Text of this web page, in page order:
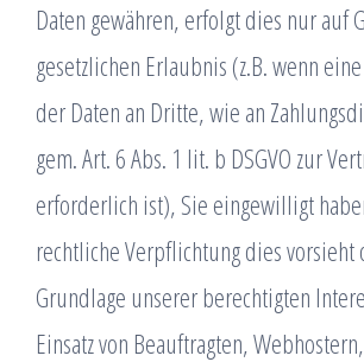
Daten gewähren, erfolgt dies nur auf
gesetzlichen Erlaubnis (z.B. wenn
der Daten an Dritte, wie an
gem. Art. 6 Abs. 1 lit. b DSGVO zur
erforderlich ist), Sie eingewilligt
rechtliche Verpflichtung dies vorsieht
Grundlage unserer berechtigten
Einsatz von Beauftragten,